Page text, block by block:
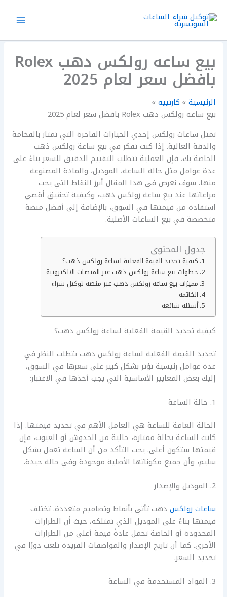
إلى
المحتوى
بيع ساعه رولكس دهب Rolex
بافضل سعر لعام 2025
الرئيسية
كارتييه
بيع ساعه رولكس دهب Rolex بافضل سعر لعام 2025
تمثل ساعات رولكس إحدي الخيارات الفاخرة التي تمتاز بالفخامة
والدقة العالية. إذا كنت تفكر في بيع ساعة رولكس ذهب
الخاصة بك، فإن العملية تتطلب التقييم الدقيق للسعر بناءً على
عدة عوامل مثل حالة الساعة، الموديل، والمادة المصنوعة
منها. سوف نعرض في هذا المقال أبرز النقاط التي يجب
مراعاتها عند بيع ساعة رولكس ذهب، وكيفية تحقيق أقصى
استفادة من قيمتها في السوق، بالإضافة إلى أفضل منصة
متخصصة في بيع الساعات الأصلية.
جدول المحتوى
كيفية تحديد القيمة الفعلية لساعة رولكس ذهب؟
خطوات بيع ساعة رولكس ذهب عبر المنصات الالكترونية
مميزات بيع ساعة رولكس ذهب عبر منصة توكيل شراء
الخاتمة
أسئلة شائعة
كيفية تحديد القيمة الفعلية لساعة رولكس ذهب؟
تحديد القيمة الفعلية لساعة رولكس ذهب يتطلب النظر في
عدة عوامل رئيسية تؤثر بشكل كبير على سعرها في السوق،
إليك بعض المعايير الأساسية التي يجب أخذها في الاعتبار:
1. حالة الساعة
الحالة العامة للساعة هي العامل الأهم في تحديد قيمتها. إذا
كانت الساعة بحالة ممتازة، خالية من الخدوش أو العيوب، فإن
قيمتها ستكون أعلى. يجب التأكد من أن الساعة تعمل بشكل
سليم، وأن جميع مكوناتها الأصلية موجودة وفي حالة جيدة.
2. الموديل والإصدار
ساعات رولكس ذهب تأتي بأنماط وتصاميم متعددة. تختلف
قيمتها بناءً على الموديل الذي تمتلكه، حيث أن الطرازات
المحدودة أو الخاصة تحمل عادةً قيمة أعلى من الطرازات
الأخرى. كما أن تاريخ الإصدار والمواصفات الفريدة تلعب دورًا في
تحديد السعر.
3. المواد المستخدمة في الساعة